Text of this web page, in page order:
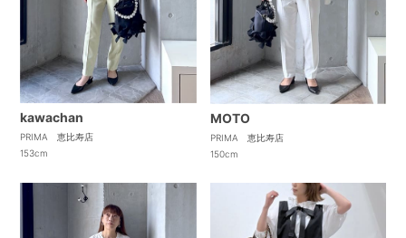
kawachan
PRIMA 恵比寿店
153cm
MOTO
PRIMA 恵比寿店
150cm